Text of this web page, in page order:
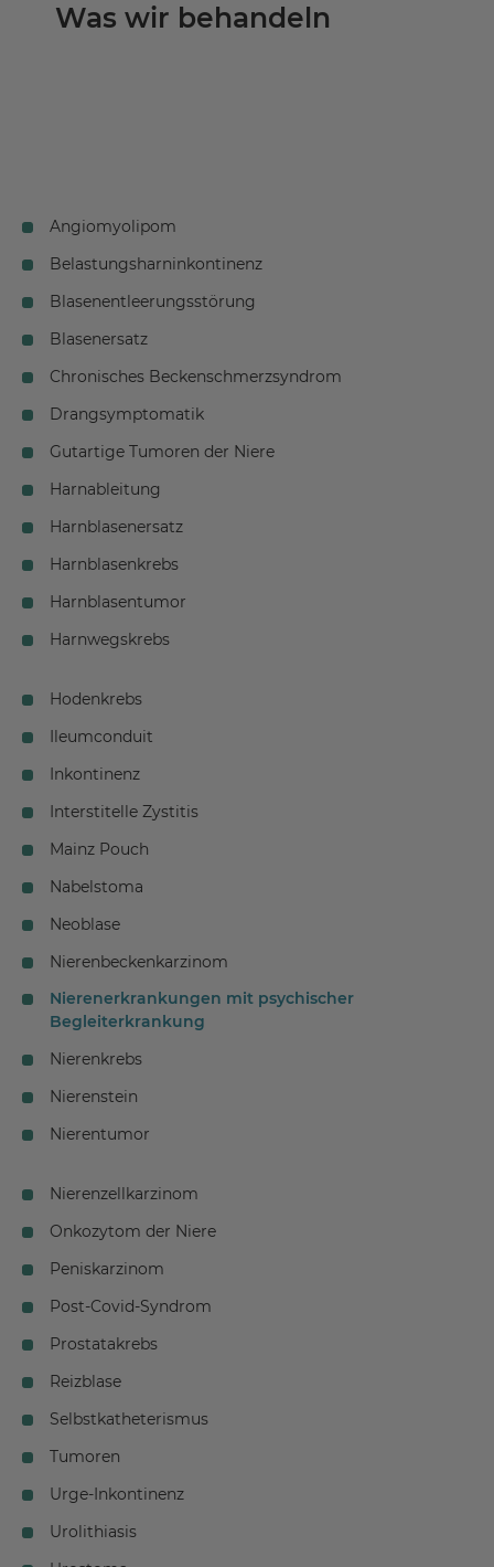
Was wir behandeln
Angiomyolipom
Belastungsharninkontinenz
Blasenentleerungsstörung
Blasenersatz
Chronisches Beckenschmerzsyndrom
Drangsymptomatik
Gutartige Tumoren der Niere
Harnableitung
Harnblasenersatz
Harnblasenkrebs
Harnblasentumor
Harnwegskrebs
Hodenkrebs
Ileumconduit
Inkontinenz
Interstitelle Zystitis
Mainz Pouch
Nabelstoma
Neoblase
Nierenbeckenkarzinom
Nierenerkrankungen mit psychischer
Begleiterkrankung
Nierenkrebs
Nierenstein
Nierentumor
Nierenzellkarzinom
Onkozytom der Niere
Peniskarzinom
Post-Covid-Syndrom
Prostatakrebs
Reizblase
Selbstkatheterismus
Tumoren
Urge-Inkontinenz
Urolithiasis